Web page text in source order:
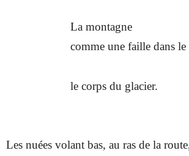
La montagne
comme une faille dans le
le corps du glacier.
Les nuées volant bas, au ras de la